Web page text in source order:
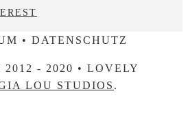
• DATENSCHUTZ
- 2020 • LOVELY
LOU STUDIOS .